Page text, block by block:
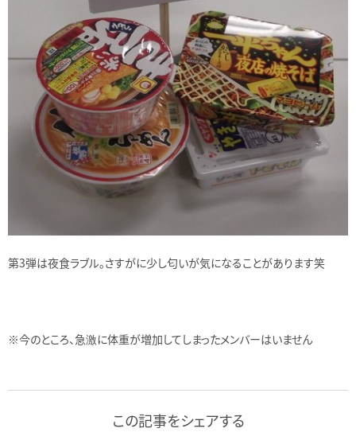
第3弾は夜食ラブル。さすがに少し匂いが気になることがあります笑
※今のところ、急激に体重が増加してしまったメンバーはいません
この記事をシェアする